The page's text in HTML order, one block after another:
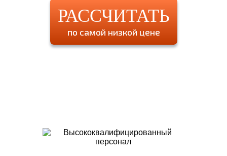
РАССЧИТАТЬ
по самой низкой цене